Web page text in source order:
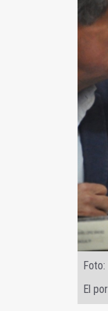
Foto:
El